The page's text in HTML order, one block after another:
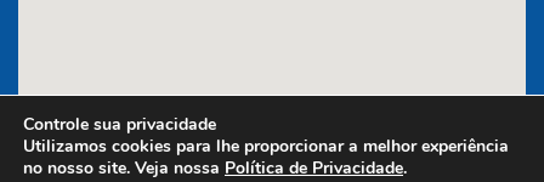
Controle sua privacidade
Utilizamos cookies para lhe proporcionar a melhor experiência
no nosso site. Veja nossa Política de Privacidade.